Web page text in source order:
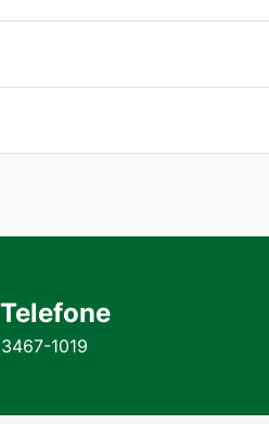
Telefone
1019